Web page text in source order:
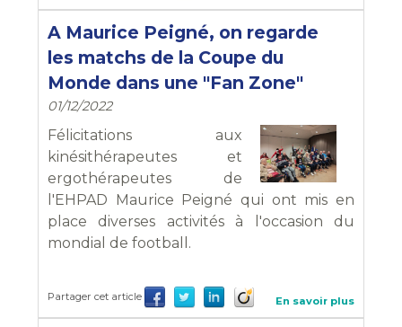
A Maurice Peigné, on regarde
les matchs de la Coupe du
Monde dans une "Fan Zone"
01/12/2022
Félicitations aux
kinésithérapeutes et
ergothérapeutes de
l'EHPAD Maurice Peigné qui ont mis en
place diverses activités à l'occasion du
mondial de football.
Partager cet article En savoir plus